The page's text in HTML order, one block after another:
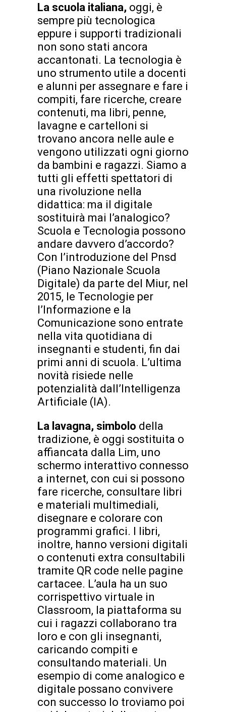
La scuola italiana, oggi, è
sempre più tecnologica
eppure i supporti tradizionali
non sono stati ancora
accantonati. La tecnologia è
uno strumento utile a docenti
e alunni per assegnare e fare i
compiti, fare ricerche, creare
contenuti, ma libri, penne,
lavagne e cartelloni si
trovano ancora nelle aule e
vengono utilizzati ogni giorno
da bambini e ragazzi. Siamo a
tutti gli effetti spettatori di
una rivoluzione nella
didattica: ma il digitale
sostituirà mai l’analogico?
Scuola e Tecnologia possono
andare davvero d’accordo?
Con l’introduzione del Pnsd
(Piano Nazionale Scuola
Digitale) da parte del Miur, nel
2015, le Tecnologie per
l’Informazione e la
Comunicazione sono entrate
nella vita quotidiana di
insegnanti e studenti, fin dai
primi anni di scuola. L’ultima
novità risiede nelle
potenzialità dall’Intelligenza
Artificiale (IA).
La lavagna, simbolo della
tradizione, è oggi sostituita o
affiancata dalla Lim, uno
schermo interattivo connesso
a internet, con cui si possono
fare ricerche, consultare libri
e materiali multimediali,
disegnare e colorare con
programmi grafici. I libri,
inoltre, hanno versioni digitali
o contenuti extra consultabili
tramite QR code nelle pagine
cartacee. L’aula ha un suo
corrispettivo virtuale in
Classroom, la piattaforma su
cui i ragazzi collaborano tra
loro e con gli insegnanti,
caricando compiti e
consultando materiali. Un
esempio di come analogico e
digitale possano convivere
con successo lo troviamo poi